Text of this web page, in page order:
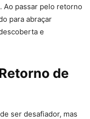
passar pelo retorno
para abraçar
e
de
ser desafiador, mas